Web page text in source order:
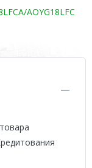
AOYG18LFC